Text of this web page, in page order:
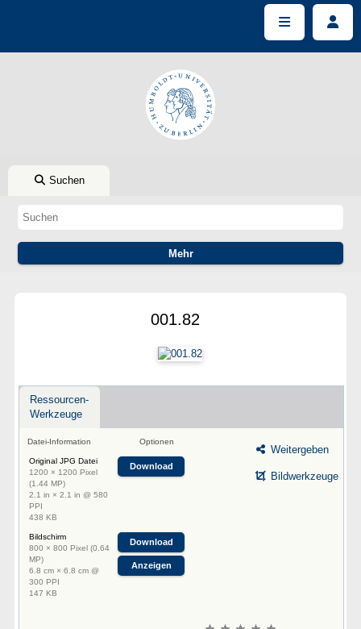
Suchen
001.82
Ressourcen-
Werkzeuge
Datei-Information Optionen
Original JPG Datei
1200 × 1200 Pixel
(1.44 MP)
2.1 in × 2.1 in @ 580
PPI
438 KB
Download
Bildschirm
800 × 800 Pixel (0.64
MP)
6.8 cm × 6.8 cm @
300 PPI
147 KB
Download
Anzeigen
Weitergeben
Bildwerkzeuge